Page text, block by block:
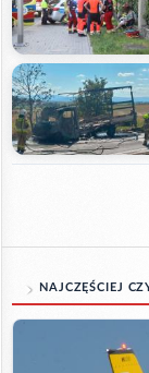
NAJCZĘŚCIEJ